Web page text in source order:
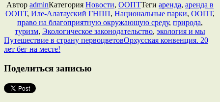
Автор adminКатегория Новости, ООПТТеги аренда, аренда в
ООПТ, Иле-Алатауский ГНПП, Национальные парки, ООПТ,
право на благоприятную окружающую среду, природа,
туризм, Экологическое законодательство, экология и мы
Путешествие в страну первоцветовОрхусская конвенция. 20
лет бег на месте!
Поделиться записью